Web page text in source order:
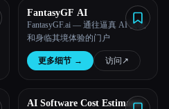
FantasyGF AI
FantasyGF.ai — 通往逼真 AI 女友
和身临其境体验的门户
更多细节 → 访问 ↗︎
AI Software Cost Estimator